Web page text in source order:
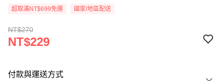
超取滿NT$699免運 國家/地區配送
NT$270
NT$229
付款與運送方式